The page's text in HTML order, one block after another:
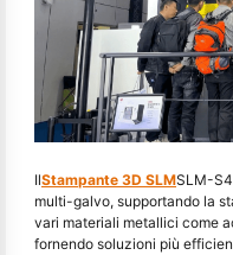
IlStampante 3D SLMSLM-
multi-galvo, supportando la
vari materiali metallici come
fornendo soluzioni più